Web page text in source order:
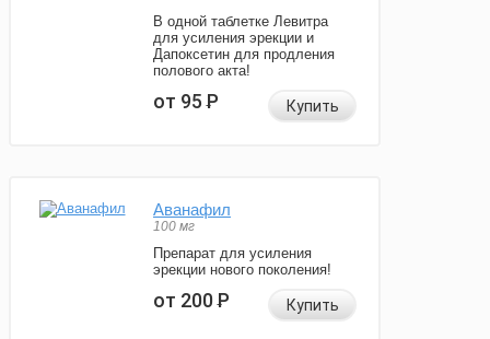
В одной таблетке Левитра
для усиления эрекции и
Дапоксетин для продления
полового акта!
от 95Р Купить
Аванафил
100 мг
Препарат для усиления
эрекции нового поколения!
от 200Р Купить